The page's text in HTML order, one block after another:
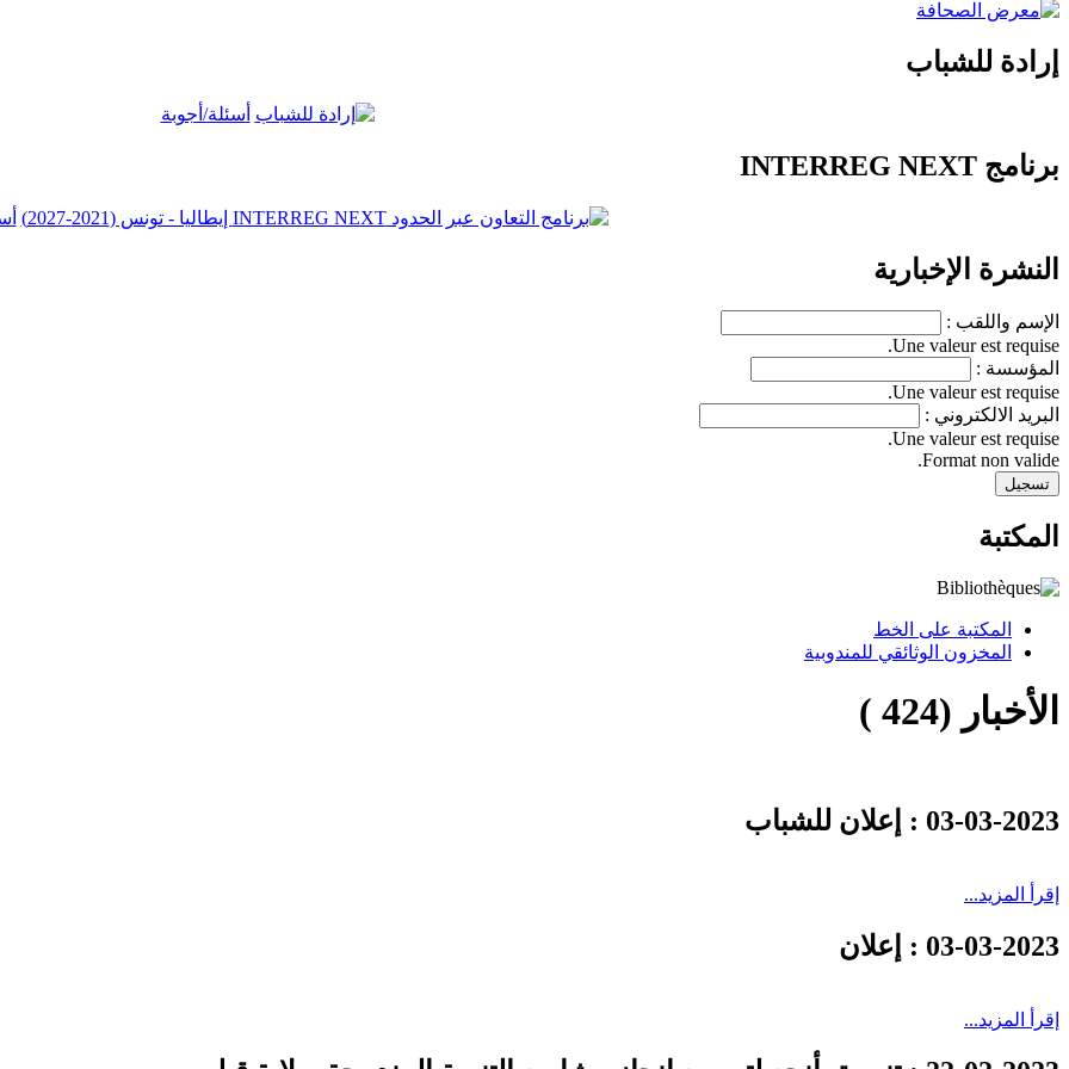
إرادة للشباب
أسئلة/أجوبة
برنامج INTERREG NEXT
النشرة الإخبارية
الإسم واللقب :
Une valeur est requise.
المؤسسة :
Une valeur est requise.
البريد الالكتروني :
Une valeur est requise.
Format non valide.
المكتبة
المكتبة على الخط
المخزون الوثائقي للمندوبية
الأخبار (424 )
03-03-2023 : إعلان للشباب
إقرأ المزيد...
03-03-2023 : إعلان
إقرأ المزيد...